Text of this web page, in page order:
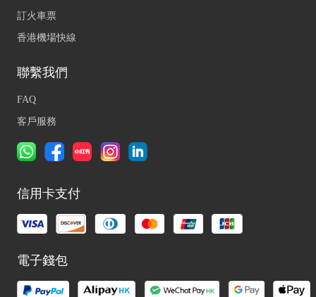
訂火車票
香港機場快線
聯繫我們
FAQ
客戶服務
信用卡支付
電子錢包